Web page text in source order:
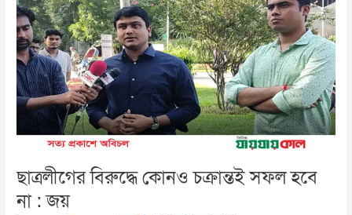
ছাত্রলীগের বিরুদ্ধে কোনও চক্রান্তই সফল হবে
না : জয়
বিরুদ্ধে
কোনও
চক্রান্তই
সফল
হবে
না